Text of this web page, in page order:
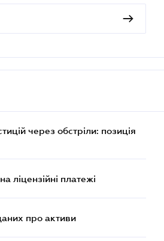
через обстріли: позиція
платежі
про активи